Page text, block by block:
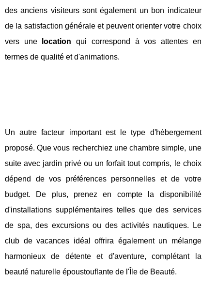
des anciens visiteurs sont également un bon indicateur
de la satisfaction générale et peuvent orienter votre choix
vers une
location qui correspond à vos attentes en
termes de qualité et d'animations.
Un autre facteur important est le type d'hébergement
proposé. Que vous recherchiez une chambre simple, une
suite avec jardin privé ou un forfait tout compris, le choix
dépend de vos préférences personnelles et de votre
budget. De plus, prenez en compte la disponibilité
d'installations supplémentaires telles que des services
de spa, des excursions ou des activités nautiques. Le
club de vacances idéal offrira également un mélange
harmonieux de détente et d'aventure, complétant la
beauté naturelle époustouflante de l'Île de Beauté.